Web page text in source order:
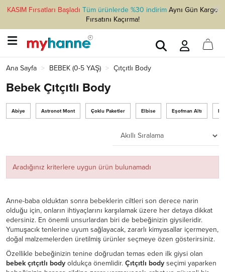
KASIM Fırsatları Başladı Tüm ürünlerde %30 indirimAynı Gün Kargo
Fırsatını Kaçırma!
Ana Sayfa BEBEK (0-5 YAŞ) Çıtçıtlı Body
Bebek Çıtçıtlı Body
Abiye Astronot Mont Çoklu Paketler Elbise Eşofman Altı
Aradığınız kriterlere uygun ürün bulunamadı
Anne-baba olduktan sonra bebeklerin ciltleri son derece narin
olduğu için, onların ihtiyaçlarını karşılamak üzere her detaya dikkat
edersiniz. En önemli unsurlardan biri de bebeğinizin giysileridir.
Yumuşacık tenlerine uyum sağlayacak, zararlı kimyasallar içermeyen,
doğal malzemelerden üretilmiş ürünler seçmeye özen gösterirsiniz.
Özellikle bebeğinizin tenine doğrudan temas eden ilk giysi olan
bebek çıtçıtlı bodyoldukça önemlidir.Çıtçıtlı bodyseçimi yaparken